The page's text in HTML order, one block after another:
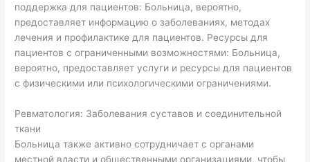
поддержка для пациентов: Больница, вероятно,
предоставляет информацию о заболеваниях, методах
лечения и профилактике для пациентов. Ресурсы для
пациентов с ограниченными возможностями: Больница,
вероятно, предоставляет услуги и ресурсы для пациентов
с физическими или психологическими ограничениями.
Ревматология: Заболевания суставов и соединительной
ткани
Больница также активно сотрудничает с органами
местной власти и общественными организациями, чтобы